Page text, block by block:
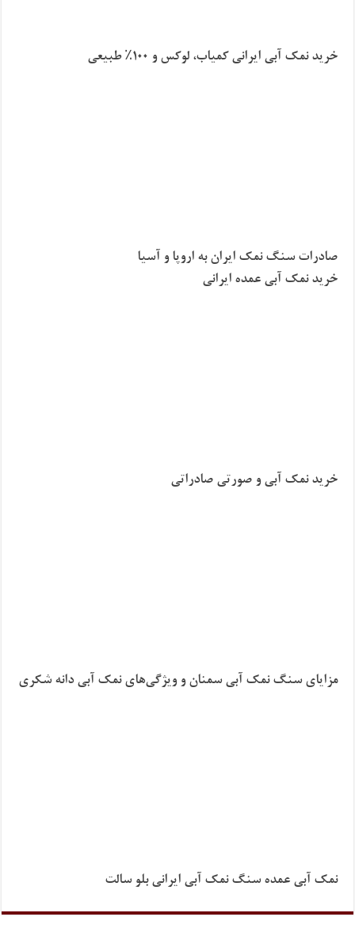
خرید نمک آبی ایرانی کمیاب، لوکس و ۱۰۰٪ طبیعی
صادرات سنگ نمک ایران به اروپا و آسیا
خرید نمک آبی عمده ایرانی
خرید نمک آبی و صورتی صادراتی
مزایای سنگ نمک آبی سمنان و ویژگی‌های نمک آبی دانه شکری
نمک آبی عمده سنگ نمک آبی ایرانی بلو سالت